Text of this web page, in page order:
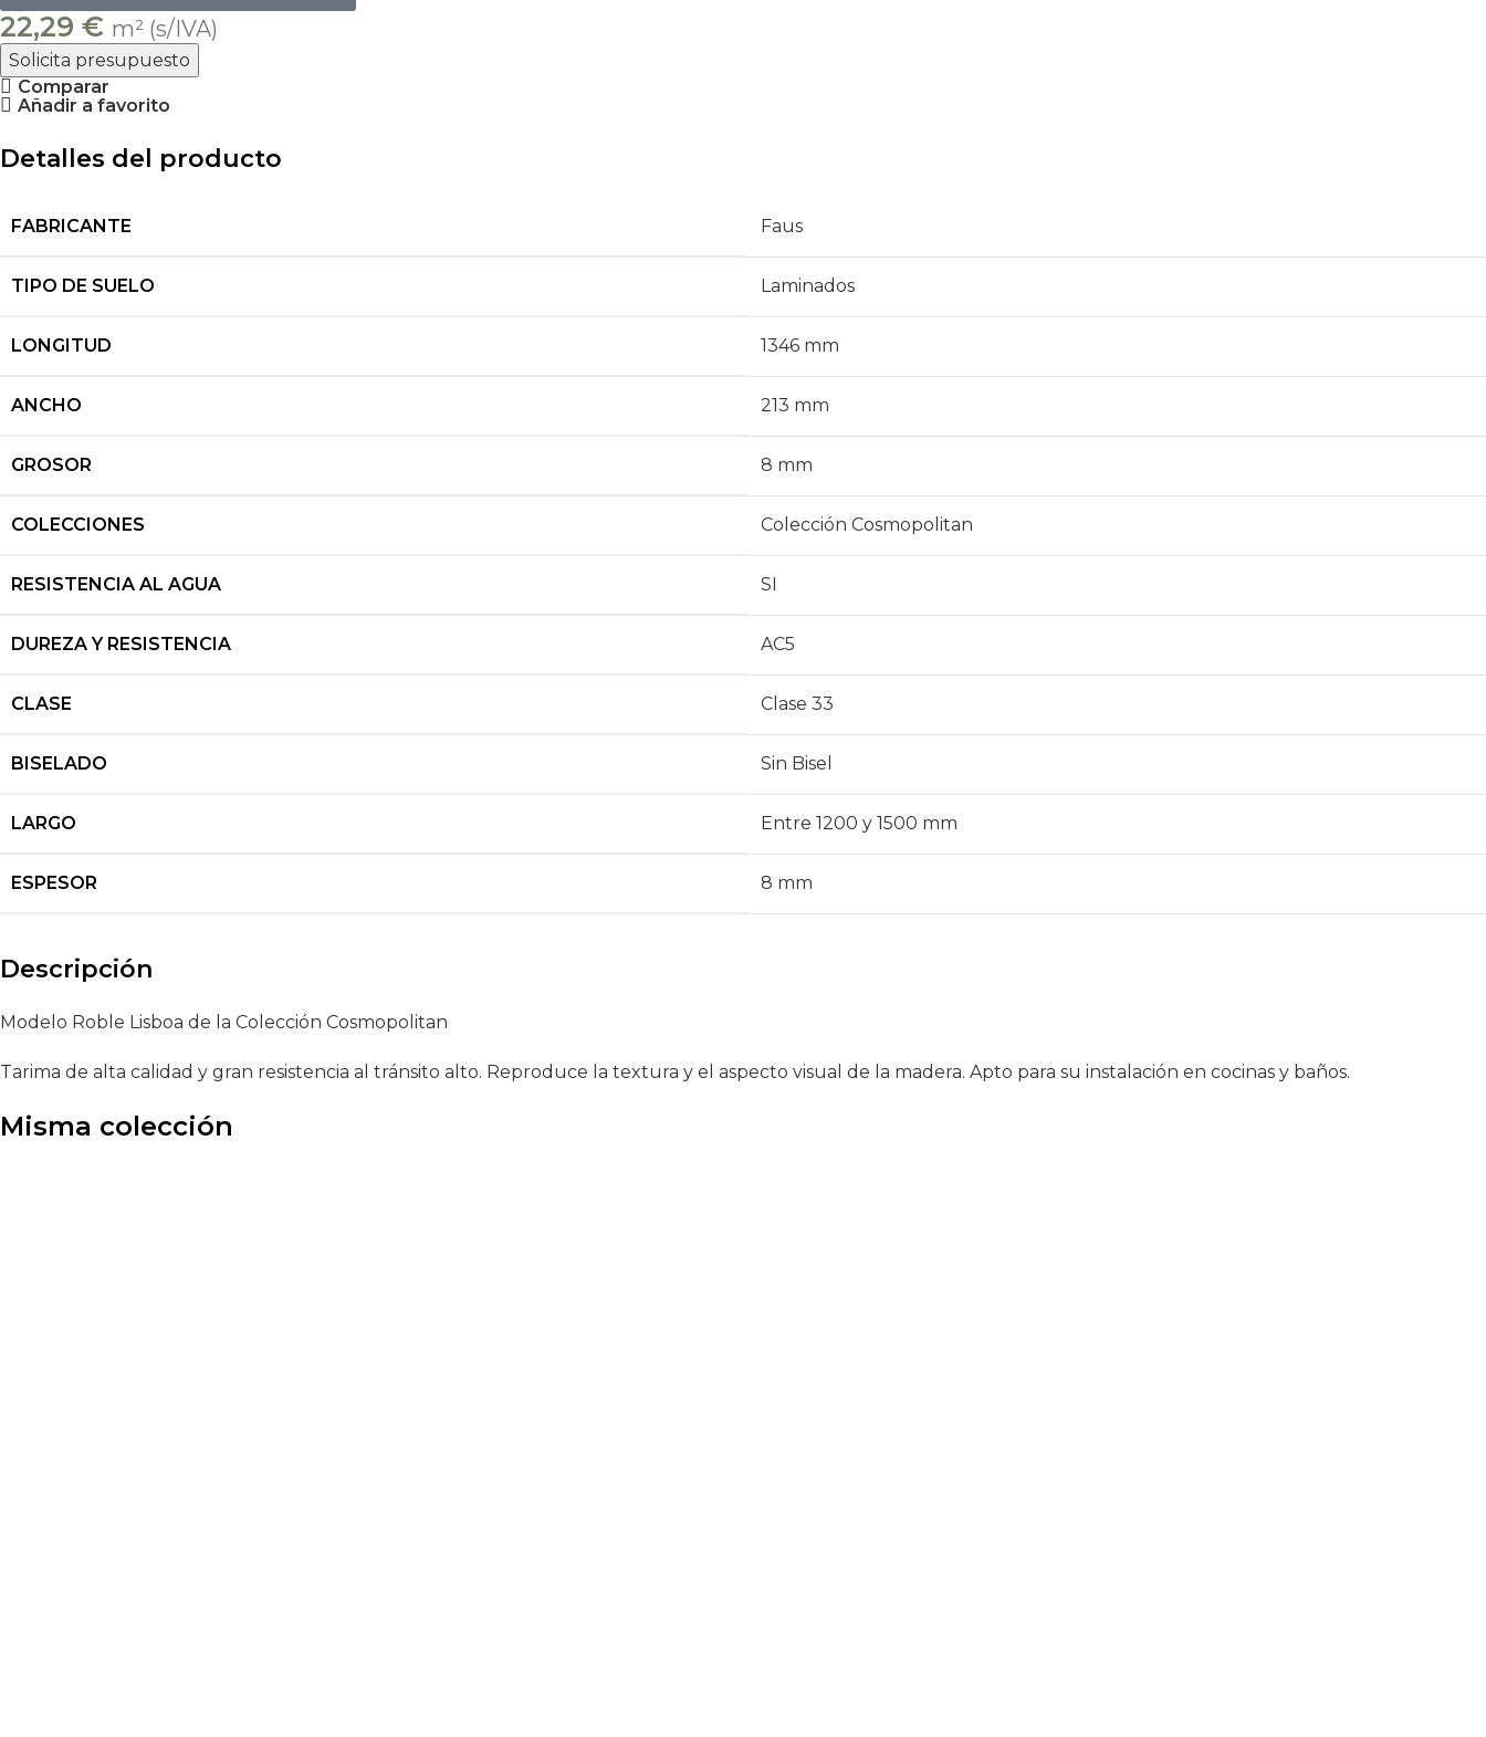
22,29 € m² (s/IVA)
Solicita presupuesto
Comparar
Añadir a favorito
Detalles del producto
FABRICANTE Faus
TIPO DE SUELO Laminados
LONGITUD 1346 mm
ANCHO 213 mm
GROSOR 8 mm
COLECCIONES Colección Cosmopolitan
RESISTENCIA AL AGUA SI
DUREZA Y RESISTENCIA AC5
CLASE Clase 33
BISELADO Sin Bisel
LARGO Entre 1200 y 1500 mm
ESPESOR 8 mm
Descripción
Modelo Roble Lisboa de la Colección Cosmopolitan
Tarima de alta calidad y gran resistencia al tránsito alto. Reproduce la textura y el aspecto visual de la madera. Apto para su instalación en cocinas y baños.
Misma colección